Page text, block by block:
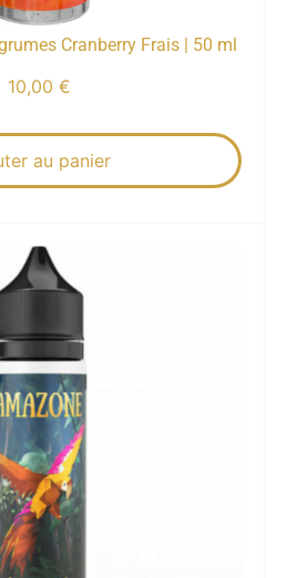
Cranberry Frais | 50 ml
10,00 €
au panier